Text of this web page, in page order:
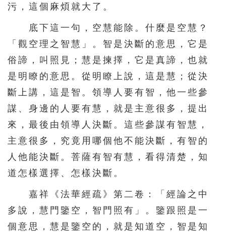
污，這個麻煩就大了。
底下這一句，空慧能除。什麼是空慧？
「觀空理之智慧」。智是決斷的意思，它是
俗諦，叫照見；慧是揀擇，它是真諦，也就
是明瞭的意思。從明瞭上說，這是慧；從決
斷上講，這是智。領導人要有智，他一些參
謀、身邊的人要有慧，就是主意很多，提出
來，最後由領導人決斷。這些參謀有智慧，
主意很多，究竟用哪個他不能決斷，有智的
人他能決斷。菩薩有智有慧，看得清楚，知
道怎樣選擇、怎樣決斷。
嘉祥《法華經疏》第二卷：「經論之中
多說，慧門鑒空，智門照有」。鑒跟照是一
個意思，慧是鑒空的，就是知道空，智是知